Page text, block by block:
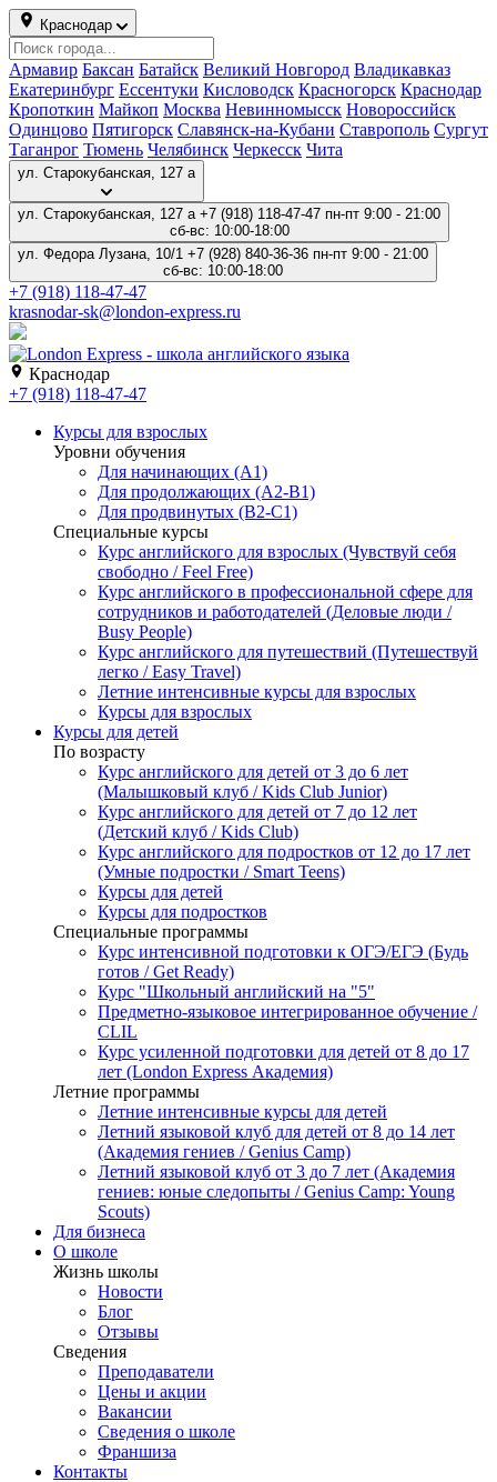
Краснодар
Армавир Баксан Батайск Великий Новгород Владикавказ
Екатеринбург Ессентуки Кисловодск Красногорск Краснодар
Кропоткин Майкоп Москва Невинномысск Новороссийск
Одинцово Пятигорск Славянск-на-Кубани Ставрополь Сургут
Таганрог Тюмень Челябинск Черкесск Чита
ул. Старокубанская, 127 а
ул. Старокубанская, 127 а +7 (918) 118-47-47 пн-пт 9:00 - 21:00
сб-вс: 10:00-18:00
ул. Федора Лузана, 10/1 +7 (928) 840-36-36 пн-пт 9:00 - 21:00
сб-вс: 10:00-18:00
+7 (918) 118-47-47
krasnodar-sk@london-express.ru
Краснодар
+7 (918) 118-47-47
Курсы для взрослых
Уровни обучения
Для начинающих (A1)
Для продолжающих (A2-B1)
Для продвинутых (B2-C1)
Специальные курсы
Курс английского для взрослых (Чувствуй себя
свободно / Feel Free)
Курс английского в профессиональной сфере для
сотрудников и работодателей (Деловые люди /
Busy People)
Курс английского для путешествий (Путешествуй
легко / Easy Travel)
Летние интенсивные курсы для взрослых
Курсы для взрослых
Курсы для детей
По возрасту
Курс английского для детей от 3 до 6 лет
(Малышковый клуб / Kids Club Junior)
Курс английского для детей от 7 до 12 лет
(Детский клуб / Kids Club)
Курс английского для подростков от 12 до 17 лет
(Умные подростки / Smart Teens)
Курсы для детей
Курсы для подростков
Специальные программы
Курс интенсивной подготовки к ОГЭ/ЕГЭ (Будь
готов / Get Ready)
Курс "Школьный английский на "5"
Предметно-языковое интегрированное обучение /
CLIL
Курс усиленной подготовки для детей от 8 до 17
лет (London Express Академия)
Летние программы
Летние интенсивные курсы для детей
Летний языковой клуб для детей от 8 до 14 лет
(Академия гениев / Genius Camp)
Летний языковой клуб от 3 до 7 лет (Академия
гениев: юные следопыты / Genius Camp: Young
Scouts)
Для бизнеса
О школе
Жизнь школы
Новости
Блог
Отзывы
Сведения
Преподаватели
Цены и акции
Вакансии
Сведения о школе
Франшиза
Контакты